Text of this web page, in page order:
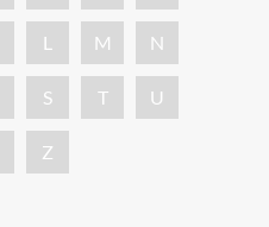
L M N
S T U
Z